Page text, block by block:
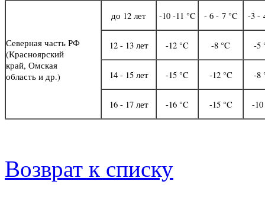
Северная часть РФ
(Красноярский
край, Омская
область и др.)
до 12 лет -10 -11 °C - 6 - 7 °C -3 -
12 - 13 лет -12 °C -8 °C -5
14 - 15 лет -15 °C -12 °C -8
16 - 17 лет -16 °C -15 °C -10
Возврат к списку